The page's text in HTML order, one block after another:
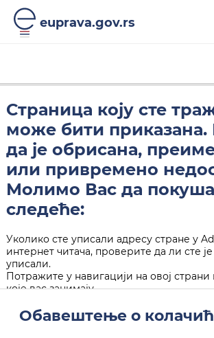
euprava.gov.rs
Страница коју сте
може бити приказана.
да је обрисана,
или привремено
Молимо Вас да
следеће:
Уколико сте уписали адресу стране у
интернет читача, проверите да ли сте
уписали.
Потражите у навигацији на овој
које вас занимају.
Обавештење о